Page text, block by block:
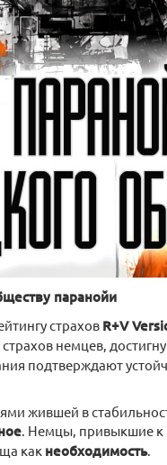
паранойи
страхов R+V
немцев,
подтверждают
жившей в
. Немцы, привыкшие к
как необходимость.